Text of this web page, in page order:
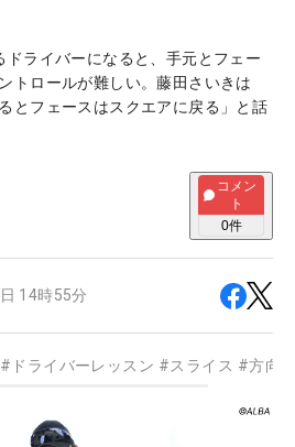
ライバーになると、手元とフェー
トロールが難しい。藤田さいきは
とフェースはスクエアに戻る」と話
コメン
ト
0件
14時55分
# ドライバーレッスン #スライス #方向